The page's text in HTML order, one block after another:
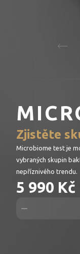
Zjistěte
Microbiome test je
vybraných skupin
nepříznivého trendu.
5 990 Kč